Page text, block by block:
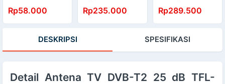
5000mAh 3.7V
Rechargeable
Rp58.000
Telescopic
Adjustable 360
Rp235.000
Pengganti TV
Analog HDMI
Rp289.500
DESKRIPSI SPESIFIKASI
Detail Antena TV DVB-T2 25 dB TFL-